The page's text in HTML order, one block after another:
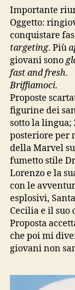
Importante
Oggetto:
conquistare
targeting. Più
giovani sono
fast and fresh.
Briffiamoci.
Proposte
figurine dei
sotto la lingua;
posteriore per
della Marvel
fumetto stile
Lorenzo e la
con le
esplosivi,
Cecilia e il suo
Proposta
che poi mi
giovani non